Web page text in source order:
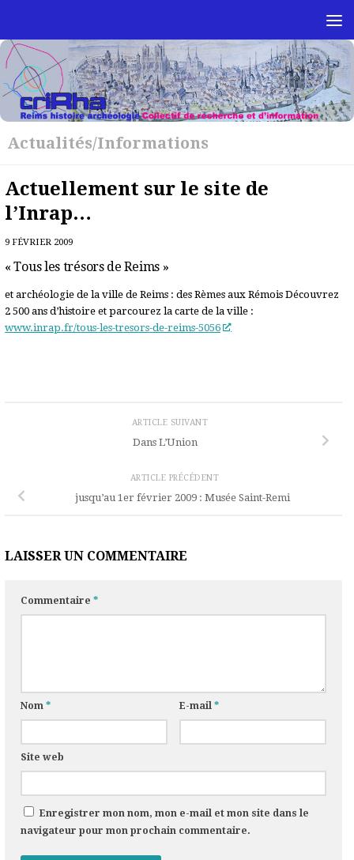
Actualités/Informations
Actuellement sur le site de
l’Inrap…
9 FÉVRIER 2009
« Tous les trésors de Reims »
et archéologie de la ville de Reims : des Rèmes aux Rémois Découvrez
2 500 ans d’histoire et parcourez la carte de la ville :
www.inrap.fr/tous-les-tresors-de-reims-5056
ARTICLE SUIVANT
Dans L’Union
ARTICLE PRÉCÉDENT
jusqu’au 1er février 2009 : Musée Saint-Remi
LAISSER UN COMMENTAIRE
Commentaire*
Nom* E-mail*
Site web
Enregistrer mon nom, mon e-mail et mon site dans le
navigateur pour mon prochain commentaire.